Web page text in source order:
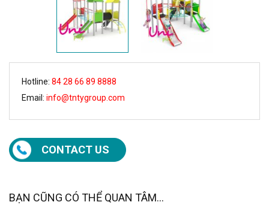
Hotline: 84 28 66 89 8888
Email: info@tntygroup.com
CONTACT US
BẠN CŨNG CÓ THỂ QUAN TÂM...